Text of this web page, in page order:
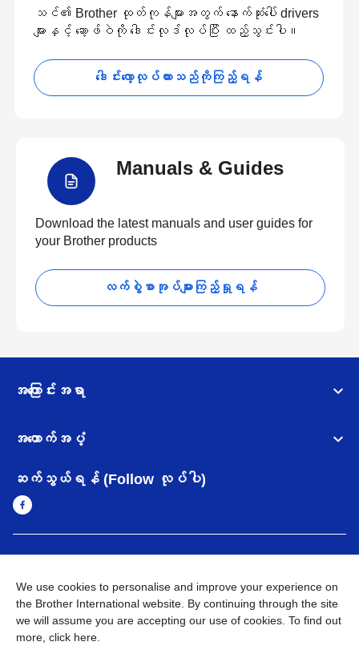
သင်၏ Brother ထုတ်ကုန်များအတွက် နောက်ဆုံးပေါ် drivers
များနှင့် ဆော့ဖ်ဝဲကို ဒေါင်းလုဒ်လုပ်ပြီး ထည့်သွင်းပါ။
ဒေါင်းလော့လုပ်ထားသည်ကိုကြည့်ရန်
Manuals & Guides
Download the latest manuals and user guides for
your Brother products
လက်စွဲစာအုပ်များကြည့်ရှုရန်
အကြောင်းအရာ
အထောက်အပံ့
ဆက်သွယ်ရန် (Follow လုပ်ပါ)
အချက်အလက်မူဝါဒ အသုံးပြုမူဝါဒ
သုံးစွဲရန် ဝက်ဆိုဒ်အညွှန်း
Brother Global ဝက်ဆိုဒ်သို့သွားရန်
We use cookies to personalise and improve your experience on
the Brother International website. By continuing through the site
we will assume you are accepting our use of cookies. To find out
more, click here